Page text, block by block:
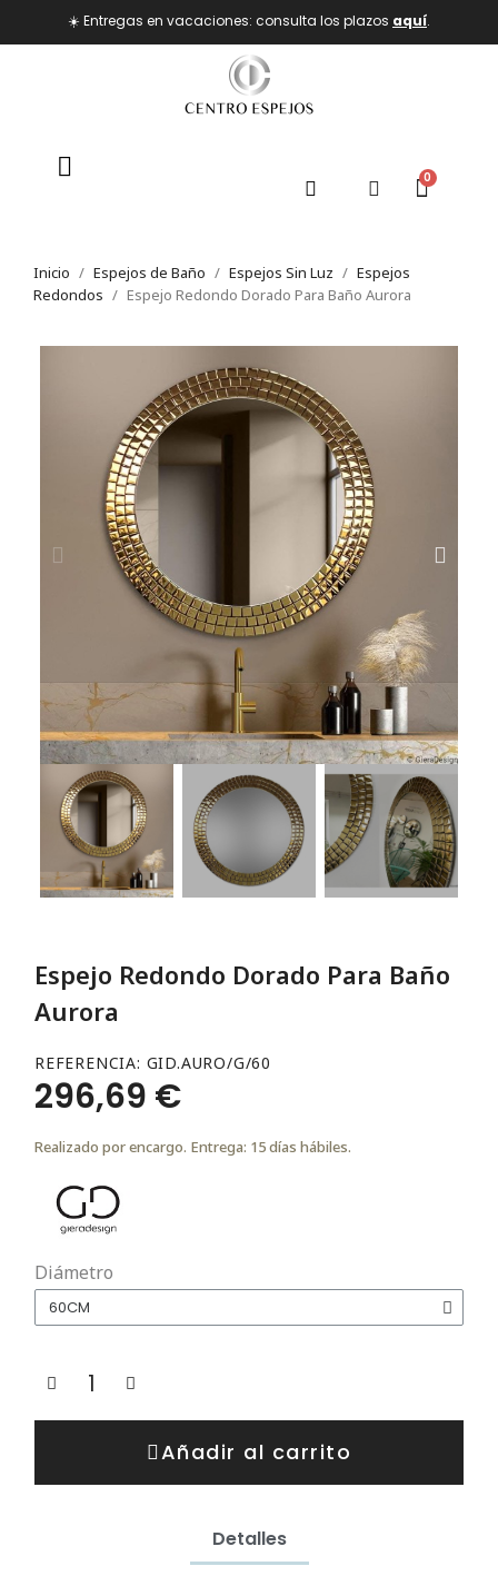
☀️ Entregas en vacaciones: consulta los plazos aquí.
Inicio Espejos de Baño Espejos Sin Luz
Espejos
Redondos
Espejo Redondo Dorado Para Baño Aurora
Espejo Redondo Dorado Para Baño
Aurora
REFERENCIA GID.AURO/G/60
296,69 €
Realizado por encargo. Entrega: 15 días hábiles.
Diámetro
Añadir al carrito
Detalles